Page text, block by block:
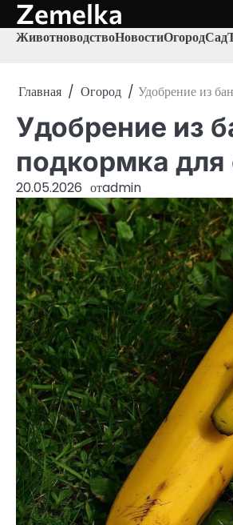
Перейти
к
содержимому
Zemelka
ЖивотноводствоНовостиОгородСад
Главная Огород Удобрение из
Удобрение из
подкормка для
20.05.2026 отadmin